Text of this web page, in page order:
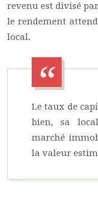
revenu est divisé
le rendement
local.
Le taux de
bien, sa
marché
la valeur